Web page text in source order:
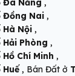
Đà Nẵng
Đồng Nai ,
Hà Nội ,
Phòng ,
Chí Minh ,
, Bán Đất ở